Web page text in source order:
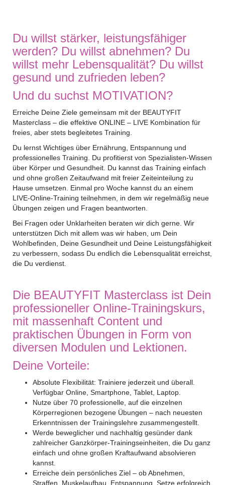
Du willst stärker, leistungsfähiger
werden? Du willst abnehmen? Du
willst mehr Lebensqualität? Du willst
gesund und zufrieden leben?
Und du suchst MOTIVATION?
Erreiche Deine Ziele gemeinsam mit der BEAUTYFIT
Masterclass – die effektive ONLINE – LIVE Kombination für
freies, aber stets begleitetes Training.
Du lernst Wichtiges über Ernährung, Entspannung und
professionelles Training. Du profitierst von Spezialisten-Wissen
über Körper und Gesundheit. Du kannst das Training einfach
und ohne großen Zeitaufwand mit freier Zeiteinteilung zu
Hause umsetzen. Einmal pro Woche kannst du an einem
LIVE-Online-Training teilnehmen, in dem wir regelmäßig neue
Übungen zeigen und Fragen beantworten.
Bei Fragen oder Unklarheiten beraten wir dich gerne. Wir
unterstützen Dich mit allem was wir haben, um Dein
Wohlbefinden, Deine Gesundheit und Deine Leistungsfähigkeit
zu verbessern, sodass Du endlich die Lebensqualität erreichst,
die Du verdienst.
Die BEAUTYFIT Masterclass ist Dein
professioneller Online-Trainingskurs,
mit massenhaft Content und
praktischen Übungen in Form von
diversen Modulen und Lektionen.
Deine Vorteile:
Absolute Flexibilität: Trainiere jederzeit und überall.
Verfügbar Online, Smartphone, Tablet, Laptop.
Nutze über 70 professionelle, auf die einzelnen
Körperregionen bezogene Übungen – nach neuesten
Erkenntnissen der Trainingslehre zusammengestellt.
Werde beweglicher und nachhaltig gesünder dank
zahlreicher Ganzkörper-Trainingseinheiten, die Du ganz
einfach und ohne großen Kraftaufwand absolvieren
kannst.
Erreiche dein persönliches Ziel – ob Abnehmen,
Straffen, Muskelaufbau, Entspannung. Setze erfolgreich